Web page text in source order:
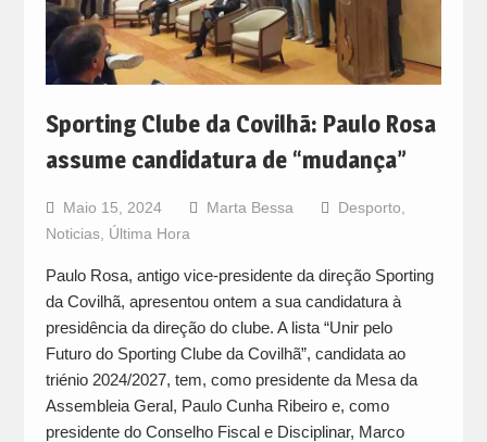
Sporting Clube da Covilhã: Paulo Rosa
assume candidatura de “mudança”
Maio 15, 2024 Marta Bessa Desporto
Noticias, Última Hora
Paulo Rosa, antigo vice-presidente da direção Sporting
da Covilhã, apresentou ontem a sua candidatura à
presidência da direção do clube. A lista “Unir pelo
Futuro do Sporting Clube da Covilhã”, candidata ao
triénio 2024/2027, tem, como presidente da Mesa da
Assembleia Geral, Paulo Cunha Ribeiro e, como
presidente do Conselho Fiscal e Disciplinar, Marco